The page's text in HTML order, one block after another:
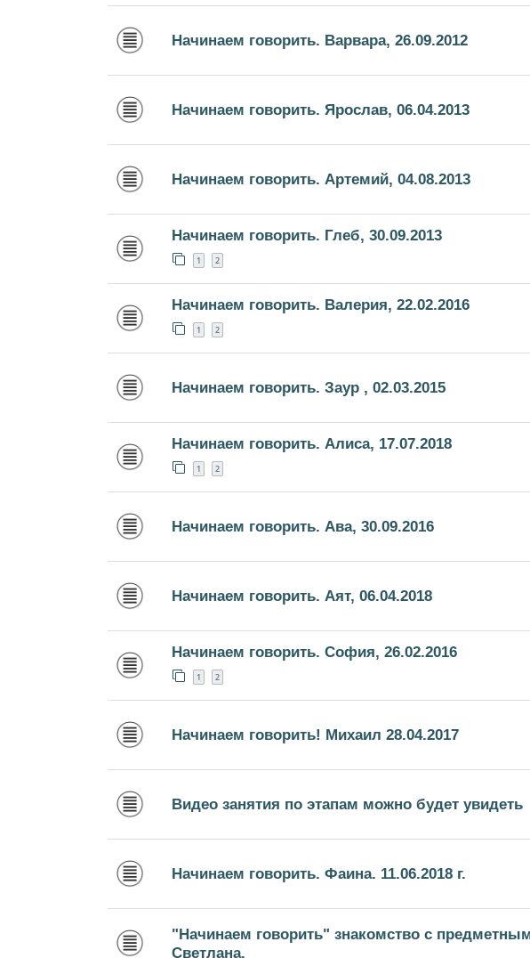
Начинаем говорить. Варвара, 26.09.2012
Начинаем говорить. Ярослав, 06.04.2013
Начинаем говорить. Артемий, 04.08.2013
Начинаем говорить. Глеб, 30.09.2013
1 2
Начинаем говорить. Валерия, 22.02.2016
1 2
Начинаем говорить. Заур , 02.03.2015
Начинаем говорить. Алиса, 17.07.2018
1 2
Начинаем говорить. Ава, 30.09.2016
Начинаем говорить. Аят, 06.04.2018
Начинаем говорить. София, 26.02.2016
1 2
Начинаем говорить! Михаил 28.04.2017
Видео занятия по этапам можно будет увидеть
Начинаем говорить. Фаина. 11.06.2018 г.
"Начинаем говорить" знакомство с
Светлана.